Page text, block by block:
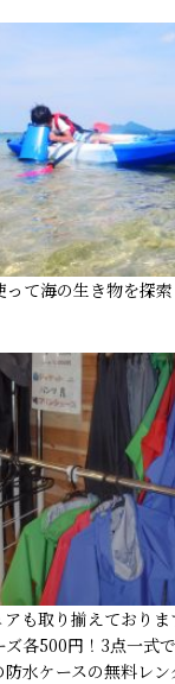
て海の生き物を探索
アも取り揃えており
ズ各500円！3点一式
水ケースの無料レン